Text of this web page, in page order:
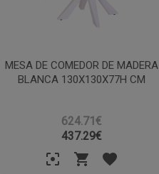
MESA DE COMEDOR DE MADERA
BLANCA 130X130X77H CM
624.71€
437.29€